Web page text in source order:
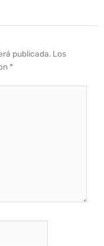
publicada. Los
*